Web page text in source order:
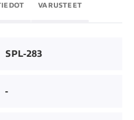
VARUSTEET
SPL-283
-